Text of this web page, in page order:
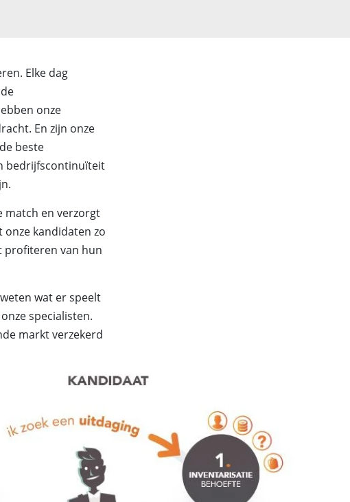
Elke dag
onze
En zijn onze
beste
bedrijfscontinuïteit
match en verzorgt
kandidaten zo
profiteren van hun
wat er speelt
specialisten.
markt verzekerd